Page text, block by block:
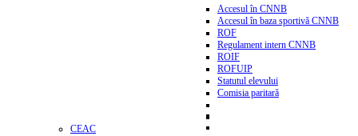
Accesul în CNNB
Accesul în baza sportivă CNNB
ROF
Regulament intern CNNB
ROIF
ROFUIP
Statutul elevului
Comisia paritară
CEAC